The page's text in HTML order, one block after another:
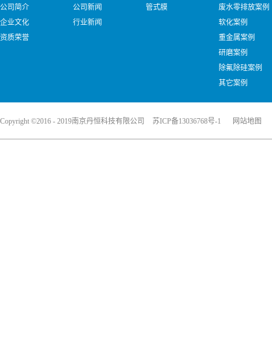
公司简介
企业文化
资质荣誉
公司新闻
行业新闻
管式膜
废水零排放案例
软化案例
重金属案例
研磨案例
除氟除硅案例
其它案例
Copyright ©2016 - 2019南京丹恒科技有限公司 苏ICP备13036768号-1 网站地图